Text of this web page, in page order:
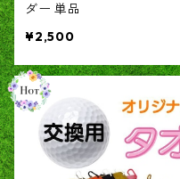
ダー 単品
¥2,500